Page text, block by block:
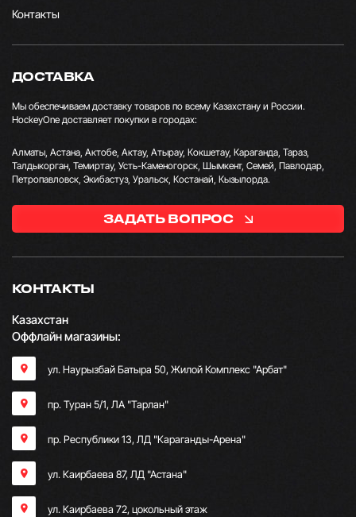
Контакты
КОНТАКТЫ
Казахстан
Оффлайн магазины:
ул. Наурызбай Батыра 50, Жилой Комплекс "Арбат"
пр. Туран 5/1, ЛА "Тарлан"
пр. Республики 13, ​ЛД "Караганды-Арена"
ул. Каирбаева 87, ЛД "Астана"
ул. Каирбаева 72, цокольный этаж
ДОСТАВКА
Мы обеспечиваем доставку товаров по всему Казахстану и России.
HockeyOne доставляет покупки в городах:
Алматы, Астана, Актобе, Актау, Атырау, Кокшетау, Караганда, Тараз,
Талдыкорган, Темиртау, Усть-Каменогорск, Шымкент, Семей, Павлодар,
Петропавловск, Экибастуз, Уральск, Костанай, Кызылорда.
ЗАДАТЬ ВОПРОС